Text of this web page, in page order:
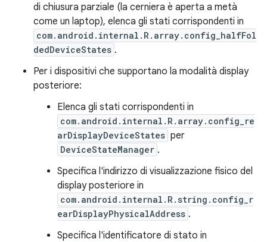
di chiusura parziale (la cerniera è aperta a metà
come un laptop), elenca gli stati corrispondenti in
com.android.internal.R.array.config_halfFol
dedDeviceStates .
Per i dispositivi che supportano la modalità display
posteriore:
Elenca gli stati corrispondenti in
com.android.internal.R.array.config_re
arDisplayDeviceStates per
DeviceStateManager .
Specifica l'indirizzo di visualizzazione fisico del
display posteriore in
com.android.internal.R.string.config_r
earDisplayPhysicalAddress .
Specifica l'identificatore di stato in